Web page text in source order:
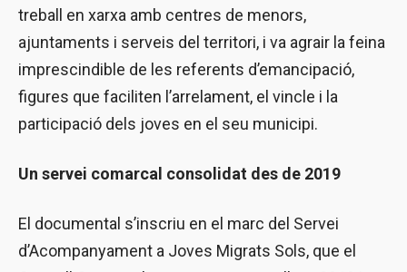
treball en xarxa amb centres de menors,
ajuntaments i serveis del territori, i va agrair la feina
imprescindible de les referents d’emancipació,
figures que faciliten l’arrelament, el vincle i la
participació dels joves en el seu municipi.
Un servei comarcal consolidat des de 2019
El documental s’inscriu en el marc del Servei
d’Acompanyament a Joves Migrats Sols, que el